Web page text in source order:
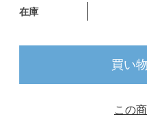
在庫
買い
この